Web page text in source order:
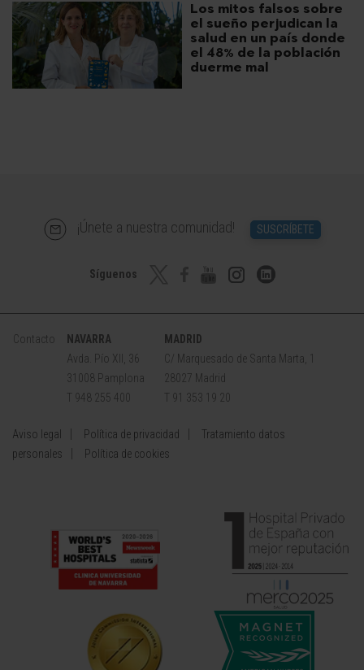
Los mitos falsos sobre
el sueño perjudican la
salud en un país donde
el 48% de la población
duerme mal
¡Únete a nuestra comunidad! SUSCRÍBETE
Síguenos
Contacto
NAVARRA
Avda. Pío XII, 36
31008 Pamplona
T 948 255 400
MADRID
C/ Marquesado de Santa Marta, 1
28027 Madrid
T 91 353 19 20
Aviso legal Política de privacidad
Tratamiento datos
personales
Política de cookies